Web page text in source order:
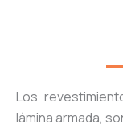
Los
lámina armada,